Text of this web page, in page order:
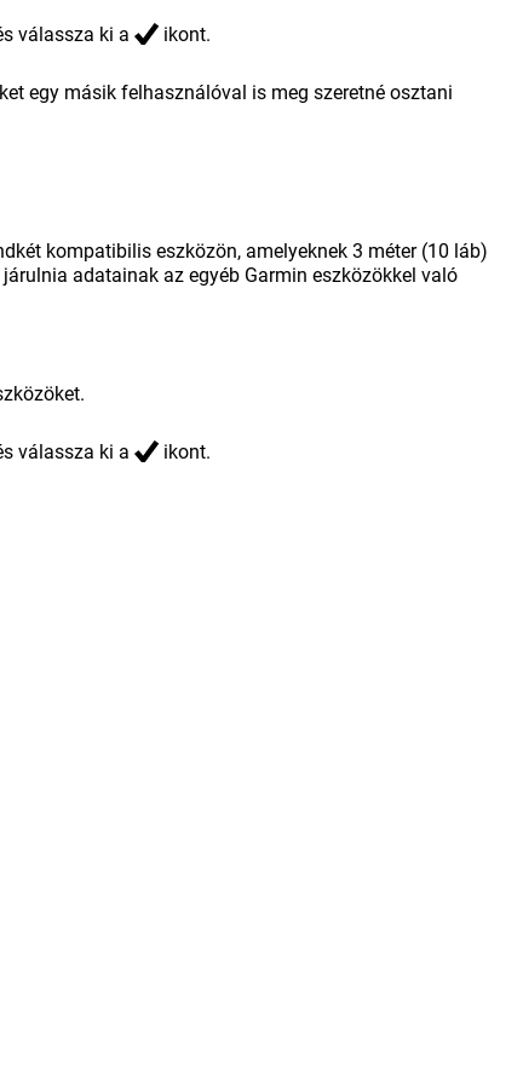
válassza ki a
ikont.
egy másik felhasználóval is meg szeretné osztani
kompatibilis eszközön, amelyeknek 3 méter (10 láb)
adatainak az egyéb Garmin eszközökkel való
válassza ki a
ikont.